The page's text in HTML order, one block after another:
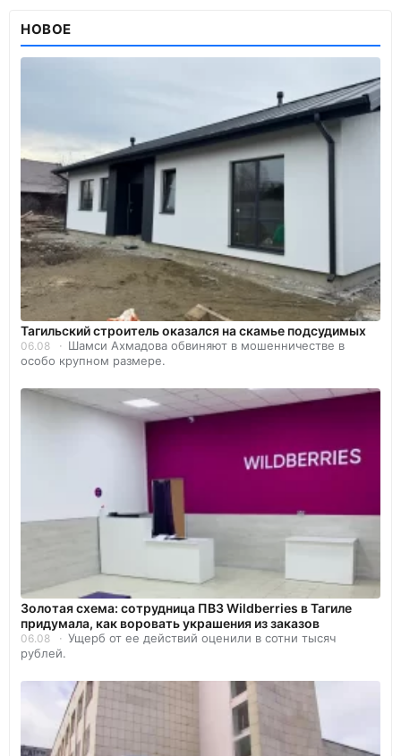
НОВОЕ
Тагильский строитель оказался на скамье подсудимых
06.08
Шамси Ахмадова обвиняют в мошенничестве в
особо крупном размере.
Золотая схема: сотрудница ПВЗ Wildberries в Тагиле
придумала, как воровать украшения из заказов
06.08
Ущерб от ее действий оценили в сотни тысяч
рублей.